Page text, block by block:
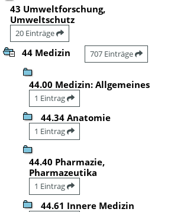
43 Umweltforschung,
Umweltschutz
20 Einträge
44 Medizin 707 Einträge
44.00 Medizin: Allgemeines
1 Eintrag
44.34 Anatomie
1 Eintrag
44.40 Pharmazie,
Pharmazeutika
1 Eintrag
44.61 Innere Medizin